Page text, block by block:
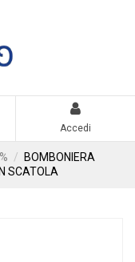
Accedi
BOMBONIERA
SCATOLA